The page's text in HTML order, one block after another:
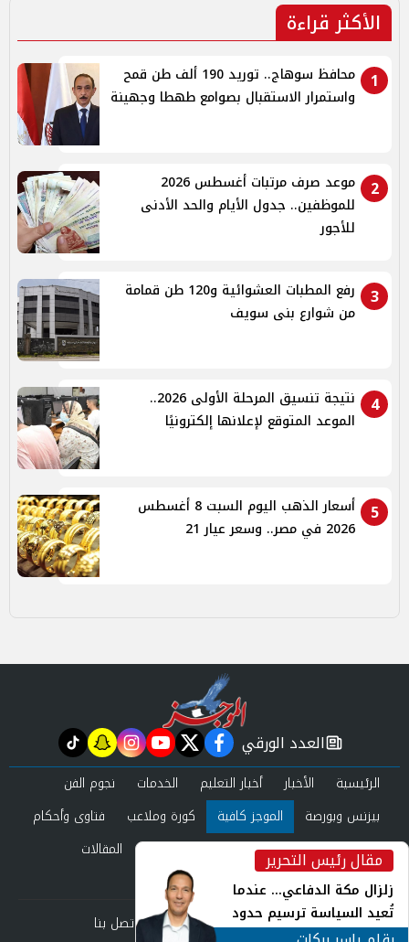
الأكثر قراءة
1
محافظ سوهاج.. توريد 190 ألف طن قمح
واستمرار الاستقبال بصوامع طهطا وجهينة
2
موعد صرف مرتبات أغسطس 2026
للموظفين.. جدول الأيام والحد الأدنى
للأجور
3
رفع المطبات العشوائية و120 طن قمامة
من شوارع بنى سويف
4
نتيجة تنسيق المرحلة الأولى 2026..
الموعد المتوقع لإعلانها إلكترونيًا
5
أسعار الذهب اليوم السبت 8 أغسطس
2026 في مصر.. وسعر عيار 21
مقال رئيس التحرير
زلزال مكة الدفاعي... عندما
تُعيد السياسة ترسيم حدود
الأمن القومي العربي
newspaper
العدد الورقي facebook
twitter
youtube
instagram
snapchat
tiktok
الرئيسية الأخبار أخبار التعليم الخدمات
نجوم الفن
بيزنس وبورصة
الموجز كافية كورة وملاعب
فتاوى وأحكام
صحة وجمال
عرب وعالم حوادث ومحاكم
المقالات
العدد الورقي
من نحن
سياسة الخصوصية اتصل بنا